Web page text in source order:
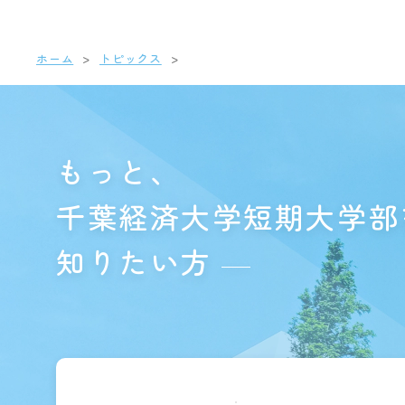
ホーム トピックス
もっと、
千葉経済大学短期大学
知りたい方